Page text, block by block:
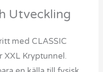
Utveckling
med CLASSIC
XXL Kryptunnel.